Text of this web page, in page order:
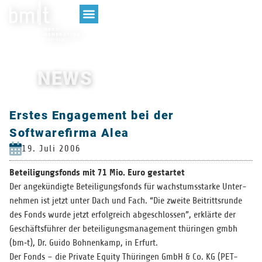
NEWS
Erstes Engagement bei der
Softwarefirma Alea
19. Juli 2006
Betei­li­gungs­fonds mit 71 Mio. Euro gestartet
Der ange­kün­digte Betei­li­gungs­fonds für wachs­tums­starke Unter­
neh­men ist jetzt unter Dach und Fach. “Die zweite Bei­tritts­runde
des Fonds wurde jetzt erfolg­reich abge­schlos­sen”, erklärte der
Geschäfts­füh­rer der betei­li­gungs­ma­nage­ment thü­rin­gen gmbh
(bm‑t), Dr. Guido Boh­nen­kamp, in Erfurt.
Der Fonds – die Pri­vate Equity Thü­rin­gen GmbH & Co. KG (PET-